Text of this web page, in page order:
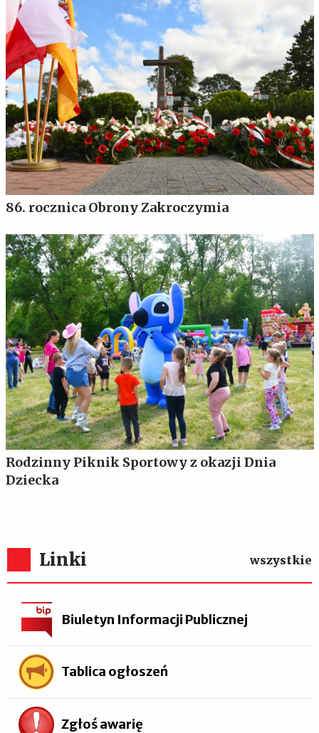
86. rocznica Obrony Zakroczymia
Rodzinny Piknik Sportowy z okazji Dnia
Dziecka
Linki wszystkie
Biuletyn Informacji Publicznej
Tablica ogłoszeń
Zgłoś awarię